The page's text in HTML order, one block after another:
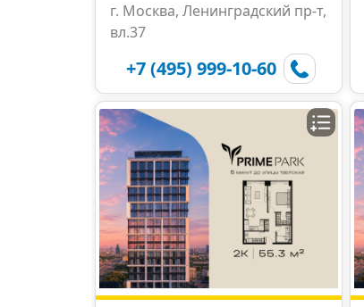
г. Москва, Ленинградский пр-т,
вл.37
+7 (495) 999-10-60